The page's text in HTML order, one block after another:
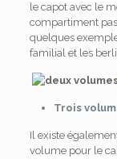
le capot avec le
compartiment
quelques
familial et les
Trois
Il existe
volume pour le